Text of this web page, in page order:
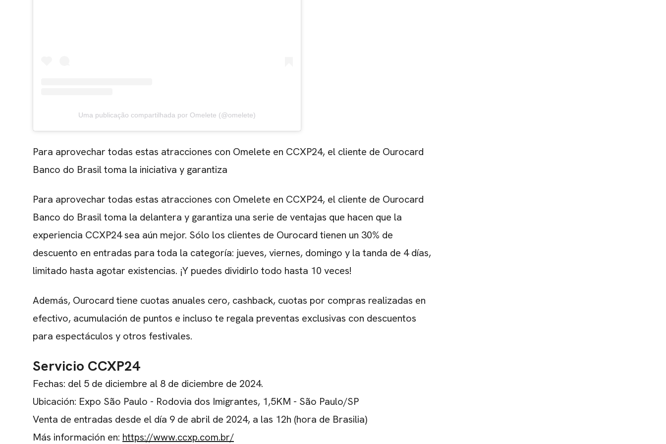
Uma publicação compartilhada por Omelete (@omelete)
Para aprovechar todas estas atracciones con Omelete en CCXP24, el cliente de Ourocard
Banco do Brasil toma la iniciativa y garantiza
Para aprovechar todas estas atracciones con Omelete en CCXP24, el cliente de Ourocard
Banco do Brasil toma la delantera y garantiza una serie de ventajas que hacen que la
experiencia CCXP24 sea aún mejor. Sólo los clientes de Ourocard tienen un 30% de
descuento en entradas para toda la categoría: jueves, viernes, domingo y la tanda de 4 días,
limitado hasta agotar existencias. ¡Y puedes dividirlo todo hasta 10 veces!
Además, Ourocard tiene cuotas anuales cero, cashback, cuotas por compras realizadas en
efectivo, acumulación de puntos e incluso te regala preventas exclusivas con descuentos
para espectáculos y otros festivales.
Servicio CCXP24
Fechas: del 5 de diciembre al 8 de diciembre de 2024.
Ubicación: Expo São Paulo - Rodovia dos Imigrantes, 1,5KM - São Paulo/SP
Venta de entradas desde el día 9 de abril de 2024, a las 12h (hora de Brasilia)
Más información en: https://www.ccxp.com.br/